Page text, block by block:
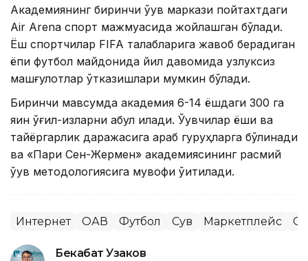
Академиянинг биринчи ўқув маркази пойтахтдаги
Air Arena спорт мажмуасида жойлашган бўлади.
Ёш спортчилар FIFA талабларига жавоб берадиган
ёпиқ футбол майдонида йил давомида узлуксиз
машғулотлар ўтказишлари мумкин бўлади.
Биринчи мавсумда академия 6-14 ёшдаги 300 га
яқин ўғил-қизларни қабул қилади. Ўқувчилар ёши ва
тайёргарлик даражасига қараб гуруҳларга бўлинади
ва «Пари Сен-Жермен» академиясининг расмий
ўқув методологиясига мувофиқ ўқитилади.
Интернет ОАВ Футбол Сув Маркетплейс
Бекабат Узаков